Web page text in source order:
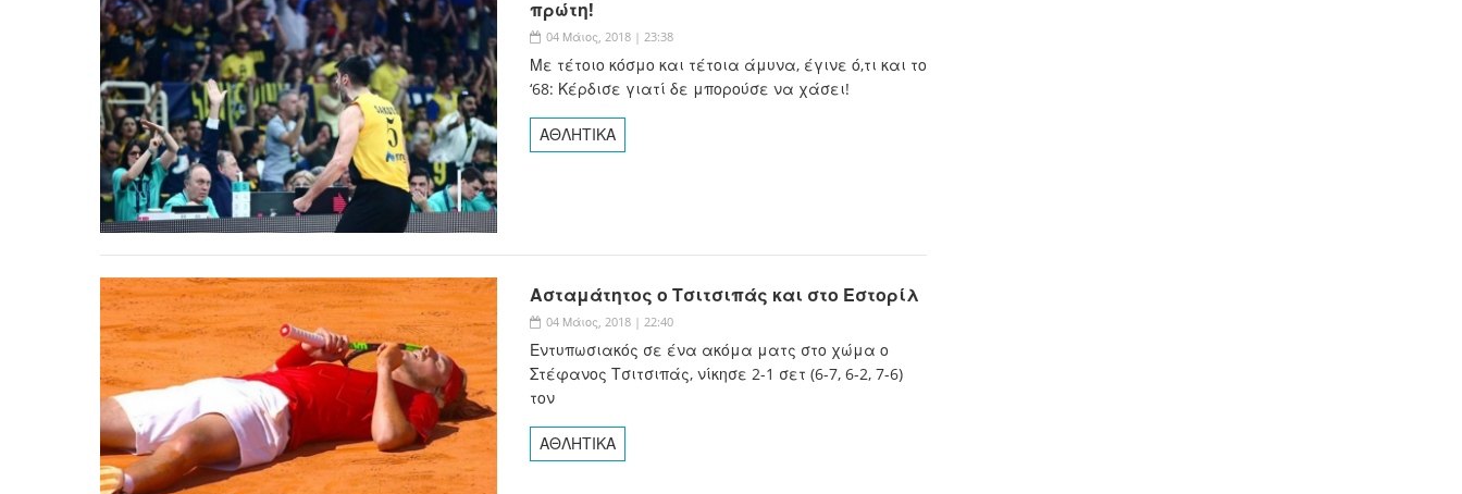
πρώτη!
04 Μάιος, 2018 | 23:38
Με τέτοιο κόσμο και τέτοια άμυνα, έγινε ό,τι και το
‘68: Κέρδισε γιατί δε μπορούσε να χάσει!
ΑΘΛΗΤΙΚΑ
Ασταμάτητος ο Τσιτσιπάς και στο Εστορίλ
04 Μάιος, 2018 | 22:40
Εντυπωσιακός σε ένα ακόμα ματς στο χώμα ο
Στέφανος Τσιτσιπάς, νίκησε 2-1 σετ (6-7, 6-2, 7-6)
τον
ΑΘΛΗΤΙΚΑ